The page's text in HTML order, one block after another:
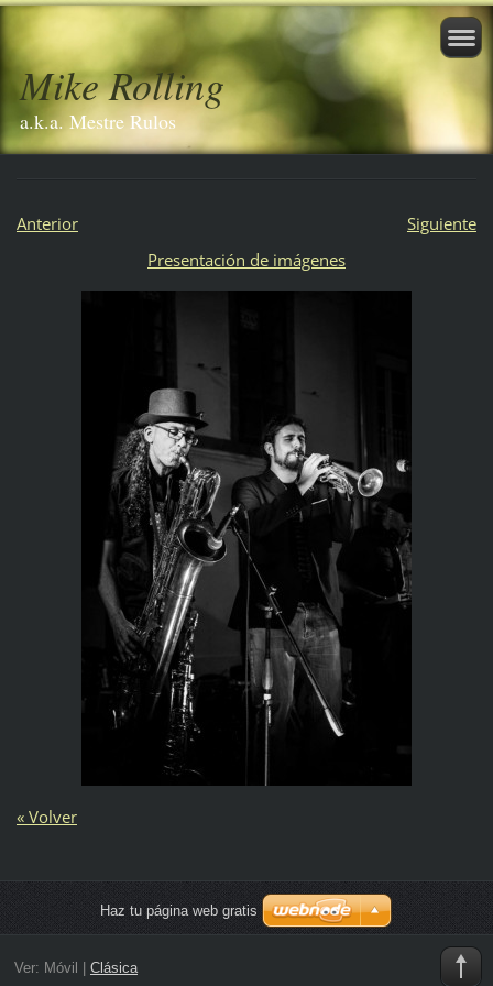
Mike Rolling
a.k.a. Mestre Rulos
Anterior
Siguiente
Presentación de imágenes
« Volver
Haz tu página web gratis
Ver: Móvil Clásica